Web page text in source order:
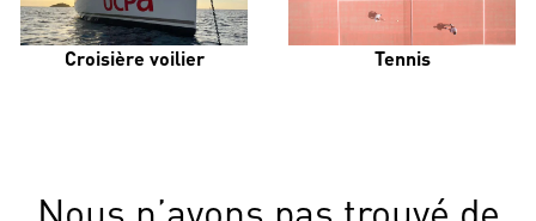
Croisière voilier Tennis